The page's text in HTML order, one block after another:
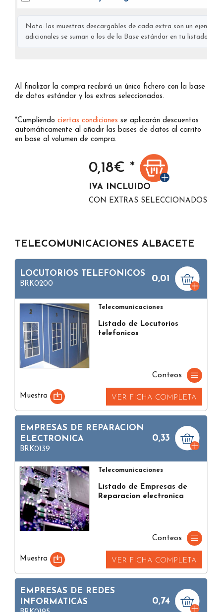
Nota: las muestras descargables de cada extra son un
adicionales se suman a los de la Base estándar en tu listado
Al finalizar la compra recibirá un único fichero con la base
de datos estándar y los extras seleccionados.
*Cumpliendo ciertas condiciones se aplicarán descuentos
automáticamente al añadir las bases de datos al carrito
en base al volumen de compra.
0,18€ *
IVA INCLUIDO
CON EXTRAS SELECCIONADOS
TELECOMUNICACIONES ALBACETE
LOCUTORIOS TELEFONICOS
BRK0200
0,01
Telecomunicaciones
Listado de Locutorios
telefonicos
Conteos
Muestra VER FICHA COMPLETA
EMPRESAS DE REPARACION
ELECTRONICA
BRK0139
0,33
Telecomunicaciones
Listado de Empresas de
Reparacion electronica
Conteos
Muestra VER FICHA COMPLETA
EMPRESAS DE REDES
INFORMATICAS
0,74